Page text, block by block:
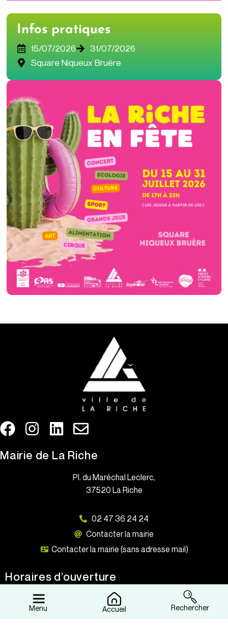
Infos pratiques
15/07/2026
31/07/2026
Square Niqueux Bruère
Mairie de La Riche
Pl. du Maréchal Leclerc,
37520 La Riche
02 47 36 24 24
Contacter la mairie
Contacter la mairie (sans adresse mail)
Horaires d’ouverture
Lundi : 8h15 à 12h30 et 13h30 à 17h00
Menu Accueil Rechercher